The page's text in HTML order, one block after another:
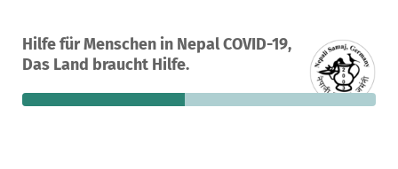
Hilfe für Menschen in Nepal COVID-19,
Das Land braucht Hilfe.
A project in Kathmandu, Nepal
9 46% €862
still needed